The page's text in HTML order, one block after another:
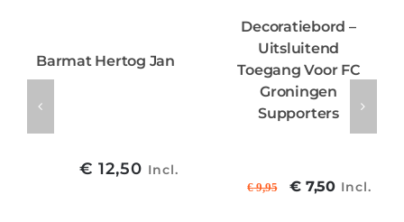
Barmat Hertog Jan
€ 12,50 Incl.
Decoratiebord –
Uitsluitend
Toegang Voor FC
Groningen
Supporters
€9,95 € 7,50 Incl.